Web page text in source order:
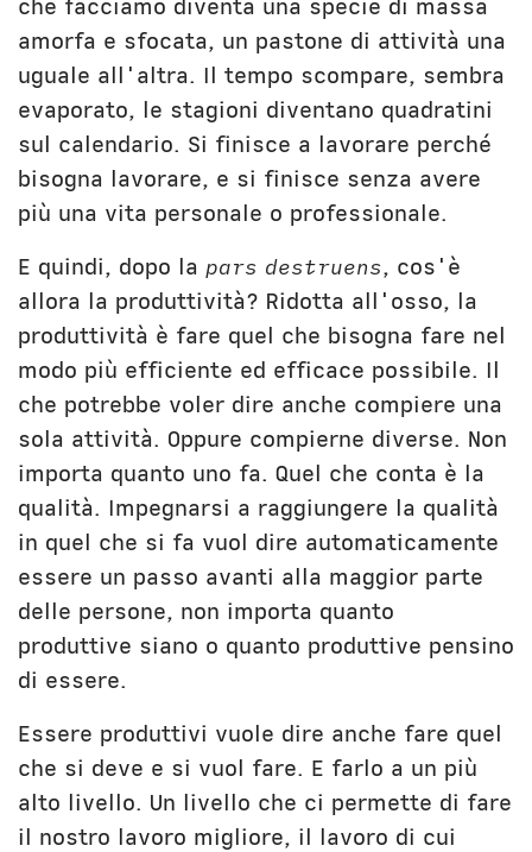
che facciamo diventa una specie di massa
amorfa e sfocata, un pastone di attività una
uguale all'altra. Il tempo scompare, sembra
evaporato, le stagioni diventano quadratini
sul calendario. Si finisce a lavorare perché
bisogna lavorare, e si finisce senza avere
più una vita personale o professionale.
E quindi, dopo la pars destruens, cos'è
allora la produttività? Ridotta all'osso, la
produttività è fare quel che bisogna fare nel
modo più efficiente ed efficace possibile. Il
che potrebbe voler dire anche compiere una
sola attività. Oppure compierne diverse. Non
importa quanto uno fa. Quel che conta è la
qualità. Impegnarsi a raggiungere la qualità
in quel che si fa vuol dire automaticamente
essere un passo avanti alla maggior parte
delle persone, non importa quanto
produttive siano o quanto produttive pensino
di essere.
Essere produttivi vuole dire anche fare quel
che si deve e si vuol fare. E farlo a un più
alto livello. Un livello che ci permette di fare
il nostro lavoro migliore, il lavoro di cui